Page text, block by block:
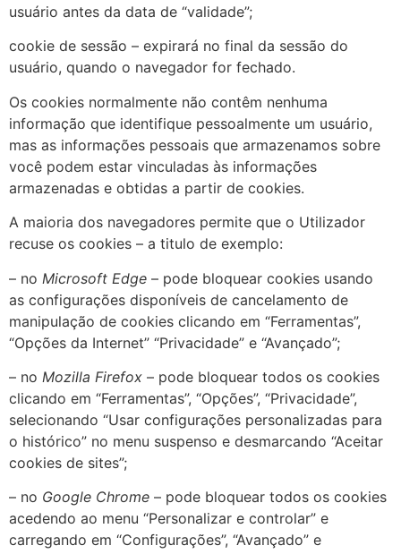
usuário antes da data de “validade”;
cookie de sessão – expirará no final da sessão do
usuário, quando o navegador for fechado.
Os cookies normalmente não contêm nenhuma
informação que identifique pessoalmente um usuário,
mas as informações pessoais que armazenamos sobre
você podem estar vinculadas às informações
armazenadas e obtidas a partir de cookies.
A maioria dos navegadores permite que o Utilizador
recuse os cookies – a titulo de exemplo:
– no Microsoft Edge – pode bloquear cookies usando
as configurações disponíveis de cancelamento de
manipulação de cookies clicando em “Ferramentas”,
“Opções da Internet” “Privacidade” e “Avançado”;
– no Mozilla Firefox – pode bloquear todos os cookies
clicando em “Ferramentas”, “Opções”, “Privacidade”,
selecionando “Usar configurações personalizadas para
o histórico” no menu suspenso e desmarcando “Aceitar
cookies de sites”;
– no Google Chrome – pode bloquear todos os cookies
acedendo ao menu “Personalizar e controlar” e
carregando em “Configurações”, “Avançado” e